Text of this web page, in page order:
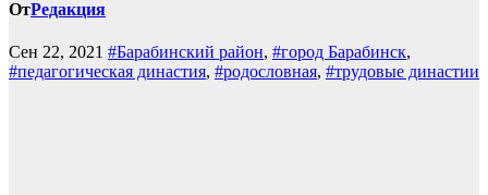
ОтРедакция
Сен 22, 2021 #Барабинский район, #город Барабинск,
#педагогическая династия, #родословная, #трудовые династии